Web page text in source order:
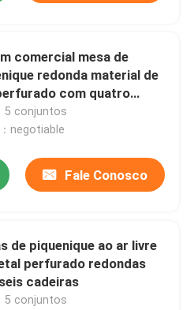
comercial mesa de
redonda material de
com quatro
5 conjuntos
negotiable
Fale Conosco
de piquenique ao ar livre
perfurado redondas
cadeiras
5 conjuntos